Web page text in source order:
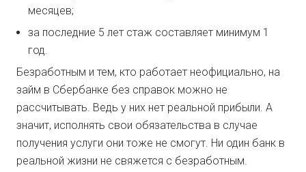
месяцев;
за последние 5 лет стаж составляет минимум 1
год.
Безработным и тем, кто работает неофициально, на
займ в Сбербанке без справок можно не
рассчитывать. Ведь у них нет реальной прибыли. А
значит, исполнять свои обязательства в случае
получения услуги они тоже не смогут. Ни один банк в
реальной жизни не свяжется с безработным.